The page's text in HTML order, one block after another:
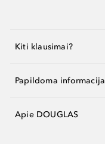
Kiti klausimai?
Papildoma informacija
Apie DOUGLAS